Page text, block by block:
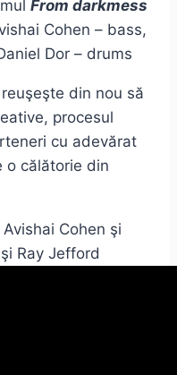
From darkmess
Cohen – bass,
Dor – drums
din nou să
procesul
cu adevărat
o călătorie din
Cohen şi
Ray Jefford